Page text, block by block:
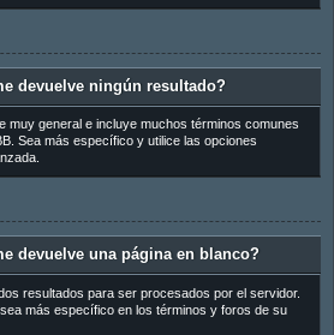
devuelve ningún resultado?
muy general e incluye muchos términos comunes
Sea más específico y utilice las opciones
devuelve una página en blanco?
resultados para ser procesados por el servidor.
más específico en los términos y foros de su